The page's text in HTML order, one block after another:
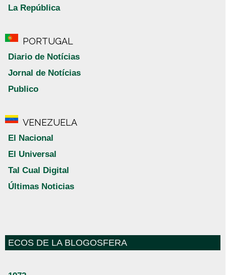
La República
PORTUGAL
Diario de Notícias
Jornal de Notícias
Publico
VENEZUELA
El Nacional
El Universal
Tal Cual Digital
Últimas Noticias
ECOS DE LA BLOGOSFERA